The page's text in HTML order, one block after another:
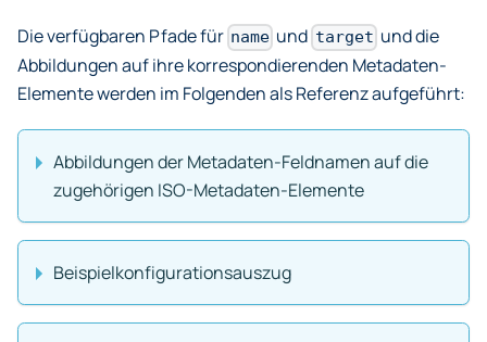
Die verfügbaren Pfade für name und target und die
Abbildungen auf ihre korrespondierenden Metadaten-
Elemente werden im Folgenden als Referenz aufgeführt:
Abbildungen der Metadaten-Feldnamen auf die
zugehörigen ISO-Metadaten-Elemente
Beispielkonfigurationsauszug